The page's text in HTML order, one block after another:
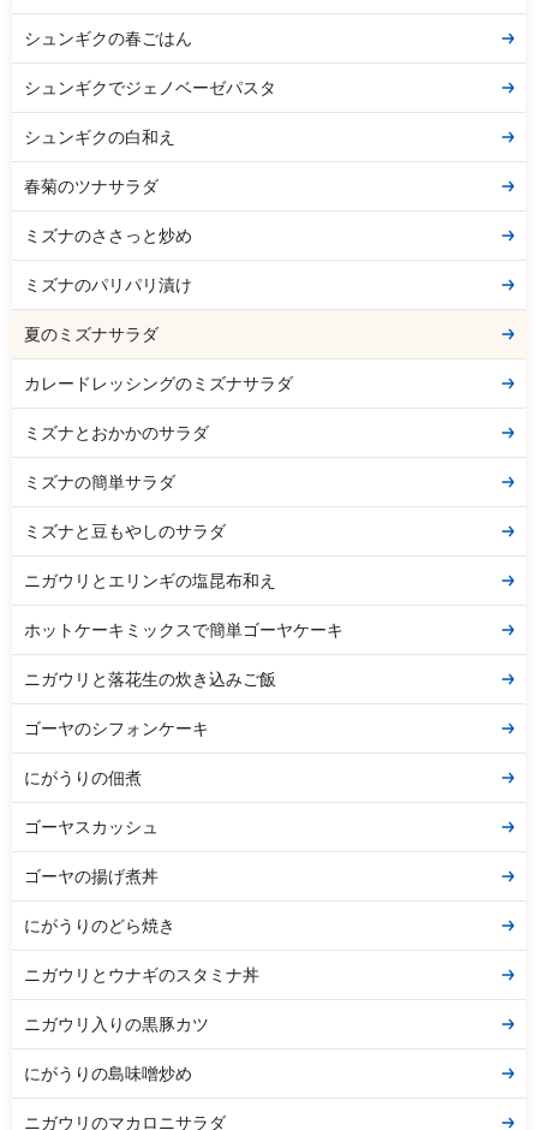
シュンギクの春ごはん
シュンギクでジェノベーゼパスタ
シュンギクの白和え
春菊のツナサラダ
ミズナのささっと炒め
ミズナのパリパリ漬け
夏のミズナサラダ
カレードレッシングのミズナサラダ
ミズナとおかかのサラダ
ミズナの簡単サラダ
ミズナと豆もやしのサラダ
ニガウリとエリンギの塩昆布和え
ホットケーキミックスで簡単ゴーヤケーキ
ニガウリと落花生の炊き込みご飯
ゴーヤのシフォンケーキ
にがうりの佃煮
ゴーヤスカッシュ
ゴーヤの揚げ煮丼
にがうりのどら焼き
ニガウリとウナギのスタミナ丼
ニガウリ入りの黒豚カツ
にがうりの島味噌炒め
ニガウリのマカロニサラダ